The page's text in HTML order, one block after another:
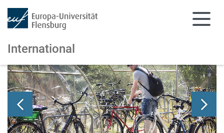
Zum Hauptinhalt springen
Zur Navigation springen
International